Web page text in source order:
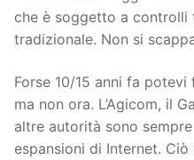
che è soggetto a
tradizionale. Non si
Forse 10/15 anni fa
ma non ora. L’Agicom, il
altre autorità sono
espansioni di Internet.